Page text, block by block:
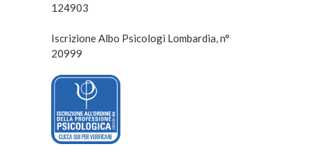
124903
Iscrizione Albo Psicologi Lombardia, n°
20999